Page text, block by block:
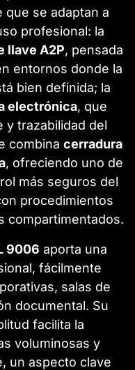
se adaptan a
profesional: la
llave A2P, pensada
entornos donde la
bien definida; la
electrónica, que
y trazabilidad del
combina cerradura
, ofreciendo uno de
más seguros del
procedimientos
compartimentados.
9006 aporta una
fácilmente
salas de
documental. Su
facilita la
voluminosas y
un aspecto clave